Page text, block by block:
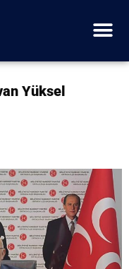
Yüksel